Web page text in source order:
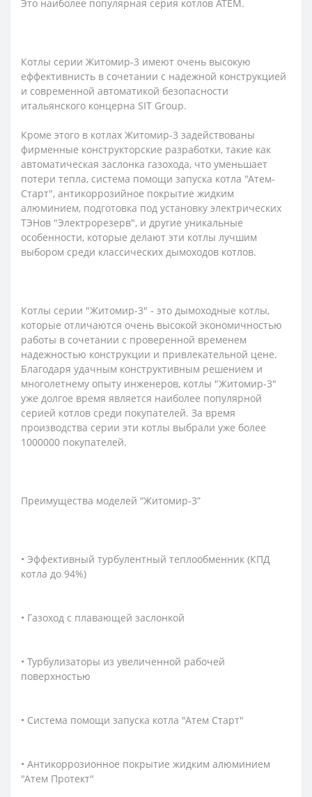
Это наиболее популярная серия котлов АТЕМ.
Котлы серии Житомир-3 имеют очень высокую
еффективнисть в сочетании с надежной конструкцией
и современной автоматикой безопасности
итальянского концерна SIT Group.
Кроме этого в котлах Житомир-3 задействованы
фирменные конструкторские разработки, такие как
автоматическая заслонка газохода, что уменьшает
потери тепла, система помощи запуска котла "Атем-
Старт", антикоррозийное покрытие жидким
алюминием, подготовка под установку электрических
ТЭНов "Электрорезерв", и другие уникальные
особенности, которые делают эти котлы лучшим
выбором среди классических дымоходов котлов.
Котлы серии "Житомир-3" - это дымоходные котлы,
которые отличаются очень высокой экономичностью
работы в сочетании с проверенной временем
надежностью конструкции и привлекательной цене.
Благодаря удачным конструктивным решением и
многолетнему опыту инженеров, котлы "Житомир-3"
уже долгое время является наиболее популярной
серией котлов среди покупателей. За время
производства серии эти котлы выбрали уже более
1000000 покупателей.
Преимущества моделей “Житомир-3”
• Эффективный турбулентный теплообменник (КПД
котла до 94%)
• Газоход с плавающей заслонкой
• Турбулизаторы из увеличенной рабочей
поверхностью
• Система помощи запуска котла "Атем Старт"
• Антикоррозионное покрытие жидким алюминием
"Атем Протект"